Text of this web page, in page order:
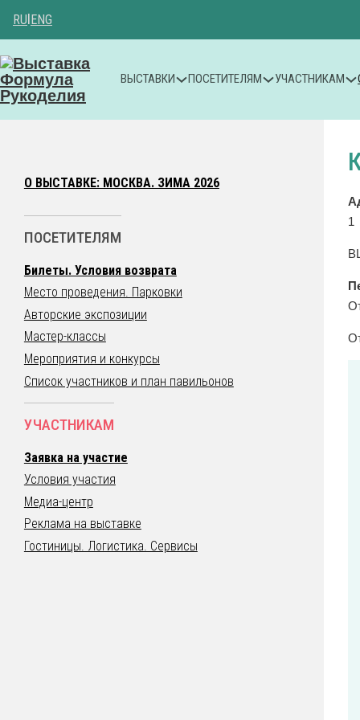
RU|ENG
ВЫСТАВКИ ПОСЕТИТЕЛЯМ УЧАСТНИКАМ
О ВЫСТАВКЕ: МОСКВА. ЗИМА 2026
ПОСЕТИТЕЛЯМ
Билеты. Условия возврата
Место проведения. Парковки
Авторские экспозиции
Мастер-классы
Мероприятия и конкурсы
Список участников и план павильонов
УЧАСТНИКАМ
Заявка на участие
Условия участия
Медиа-центр
Реклама на выставке
Гостиницы. Логистика. Сервисы
1